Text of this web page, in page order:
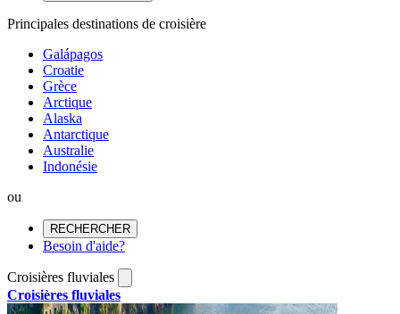
Principales destinations de croisière
Galápagos
Croatie
Grèce
Arctique
Alaska
Antarctique
Australie
Indonésie
ou
RECHERCHER
Besoin d'aide?
Croisières fluviales
Croisières fluviales